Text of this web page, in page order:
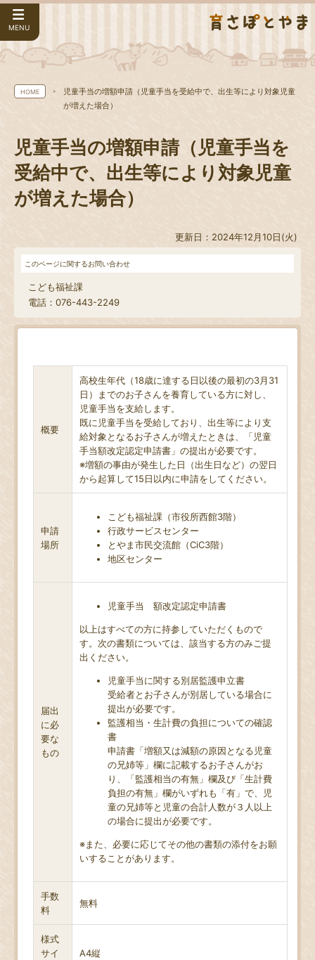
MENU
HOME
児童手当の増額申請（児童手当を受給中で、出生等により対象児童
が増えた場合）
児童手当の増額申請（児童手当を
受給中で、出生等により対象児童
が増えた場合）
更新日：2024年12月10日(火)
このページに関するお問い合わせ
こども福祉課
電話：076-443-2249
概要
高校生年代（18歳に達する日以後の最初の3月31
日）までのお子さんを養育している方に対し、
児童手当を支給します。
既に児童手当を受給しており、出生等により支
給対象となるお子さんが増えたときは、「児童
手当額改定認定申請書」の提出が必要です。
※増額の事由が発生した日（出生日など）の翌日
から起算して15日以内に申請をしてください。
申請
場所
こども福祉課（市役所西館3階）
行政サービスセンター
とやま市民交流館（CiC3階）
地区センター
届出
に必
要な
もの
児童手当 額改定認定申請書
以上はすべての方に持参していただくもので
す。次の書類については、該当する方のみご提
出ください。
児童手当に関する別居監護申立書
受給者とお子さんが別居している場合に
提出が必要です。
監護相当・生計費の負担についての確認
書
申請書「増額又は減額の原因となる児童
の兄姉等」欄に記載するお子さんがお
り、「監護相当の有無」欄及び「生計費
負担の有無」欄がいずれも「有」で、児
童の兄姉等と児童の合計人数が３人以上
の場合に提出が必要です。
※また、必要に応じてその他の書類の添付をお願
いすることがあります。
手数
料
無料
様式
サイ
A4縦